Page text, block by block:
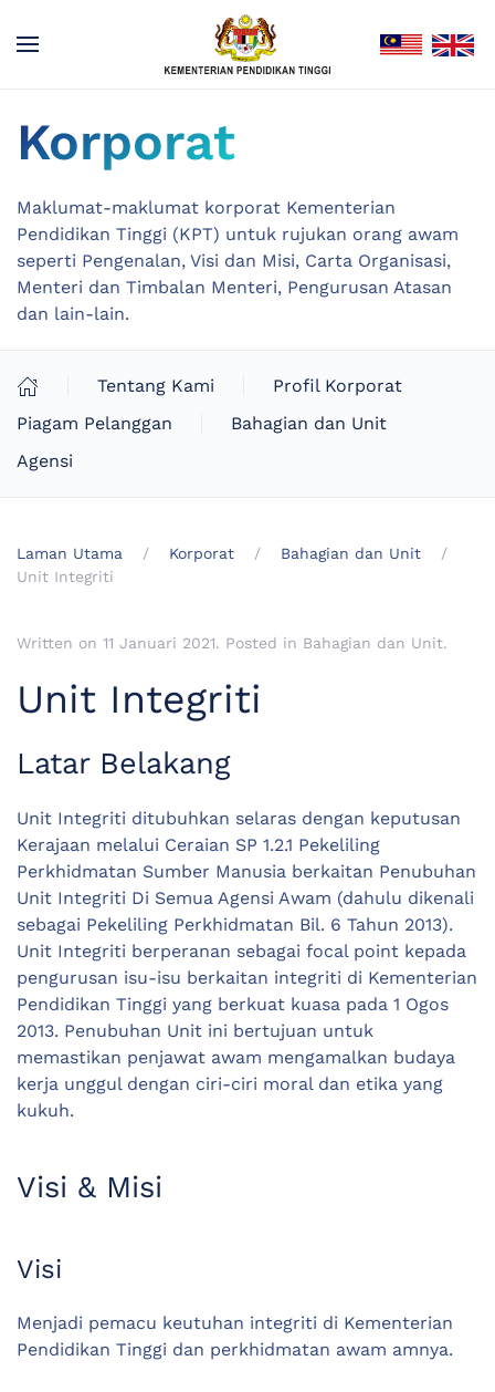
Korporat
Maklumat-maklumat korporat Kementerian
Pendidikan Tinggi (KPT) untuk rujukan orang awam
seperti Pengenalan, Visi dan Misi, Carta Organisasi,
Menteri dan Timbalan Menteri, Pengurusan Atasan
dan lain-lain.
Tentang Kami
Profil Korporat
Piagam Pelanggan
Bahagian dan Unit
Agensi
Laman Utama Korporat
Bahagian dan Unit
Unit Integriti
Written on 11 Januari 2021. Posted in Bahagian dan Unit.
Unit Integriti
Latar Belakang
Unit Integriti ditubuhkan selaras dengan keputusan
Kerajaan melalui Ceraian SP 1.2.1 Pekeliling
Perkhidmatan Sumber Manusia berkaitan Penubuhan
Unit Integriti Di Semua Agensi Awam (dahulu dikenali
sebagai Pekeliling Perkhidmatan Bil. 6 Tahun 2013).
Unit Integriti berperanan sebagai focal point kepada
pengurusan isu-isu berkaitan integriti di Kementerian
Pendidikan Tinggi yang berkuat kuasa pada 1 Ogos
2013. Penubuhan Unit ini bertujuan untuk
memastikan penjawat awam mengamalkan budaya
kerja unggul dengan ciri-ciri moral dan etika yang
kukuh.
Visi & Misi
Visi
Menjadi pemacu keutuhan integriti di Kementerian
Pendidikan Tinggi dan perkhidmatan awam amnya.